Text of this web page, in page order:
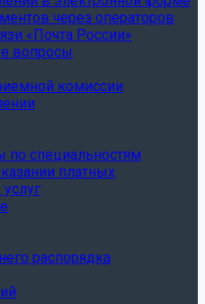
через операторов
«Почта России»
вопросы
комиссии
специальностям
платных
распорядка